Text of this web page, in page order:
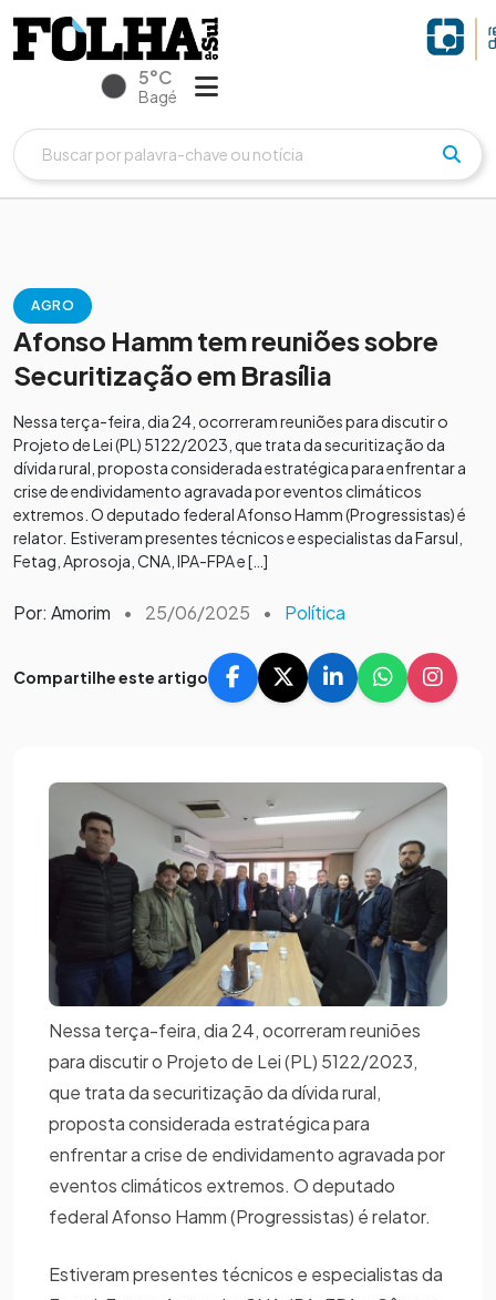
5°C
Bagé
AGRO
Afonso Hamm tem reuniões sobre
Securitização em Brasília
Nessa terça-feira, dia 24, ocorreram reuniões para discutir o
Projeto de Lei (PL) 5122/2023, que trata da securitização da
dívida rural, proposta considerada estratégica para enfrentar a
crise de endividamento agravada por eventos climáticos
extremos. O deputado federal Afonso Hamm (Progressistas) é
relator. Estiveram presentes técnicos e especialistas da Farsul,
Fetag, Aprosoja, CNA, IPA-FPA e […]
Por: Amorim • 25/06/2025 • Política
Compartilhe este artigo
Nessa terça-feira, dia 24, ocorreram reuniões
para discutir o Projeto de Lei (PL) 5122/2023,
que trata da securitização da dívida rural,
proposta considerada estratégica para
enfrentar a crise de endividamento agravada por
eventos climáticos extremos. O deputado
federal Afonso Hamm (Progressistas) é relator.
Estiveram presentes técnicos e especialistas da